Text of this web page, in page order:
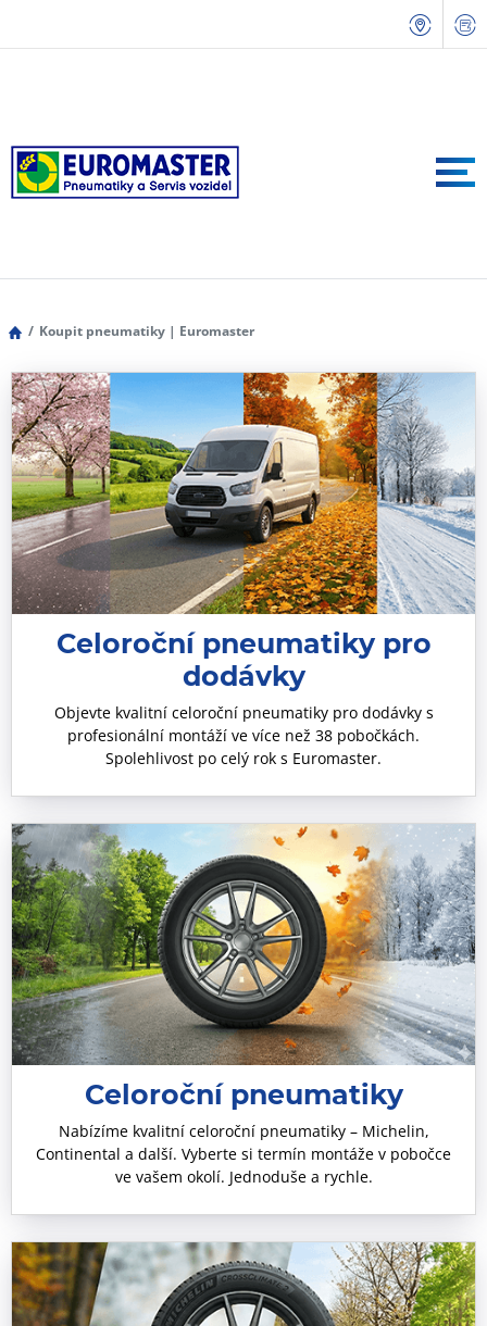
Koupit pneumatiky | Euromaster
Celoroční pneumatiky pro
dodávky
Objevte kvalitní celoroční pneumatiky pro dodávky s
profesionální montáží ve více než 38 pobočkách.
Spolehlivost po celý rok s Euromaster.
Celoroční pneumatiky
Nabízíme kvalitní celoroční pneumatiky – Michelin,
Continental a další. Vyberte si termín montáže v pobočce
ve vašem okolí. Jednoduše a rychle.